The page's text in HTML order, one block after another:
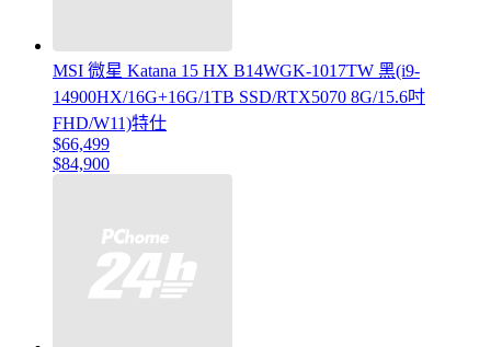
MSI 微星 Katana 15 HX B14WGK-1017TW 黑(i9-
14900HX/16G+16G/1TB SSD/RTX5070 8G/15.6吋
FHD/W11)特仕
$66,499
$84,900